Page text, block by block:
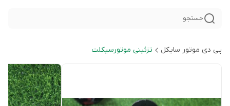
جستجو
پی دی موتور سایکل تزئینی موتورسیکلت